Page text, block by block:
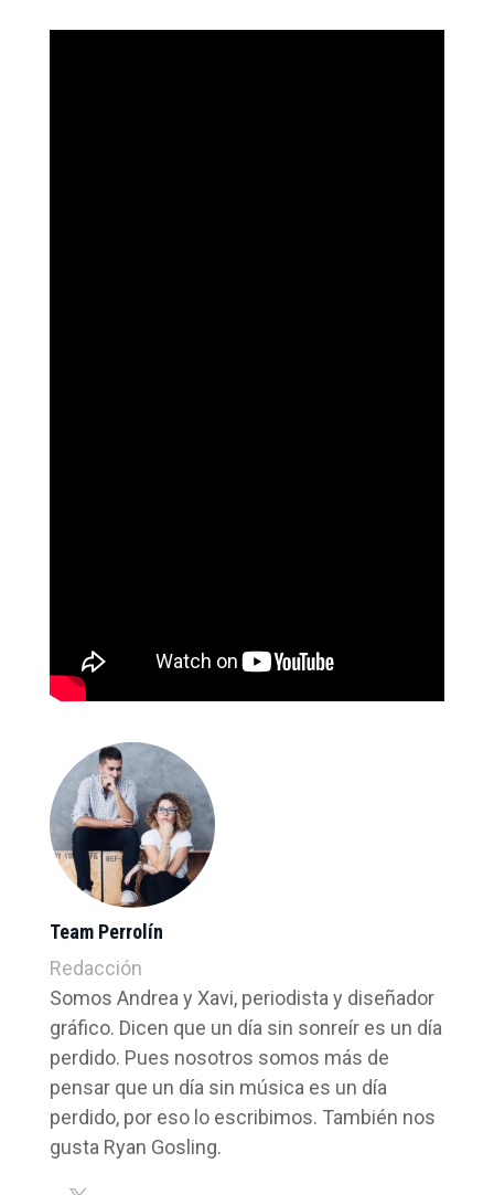
Team Perrolín
Redacción
Somos Andrea y Xavi, periodista y diseñador
gráfico. Dicen que un día sin sonreír es un día
perdido. Pues nosotros somos más de
pensar que un día sin música es un día
perdido, por eso lo escribimos. También nos
gusta Ryan Gosling.